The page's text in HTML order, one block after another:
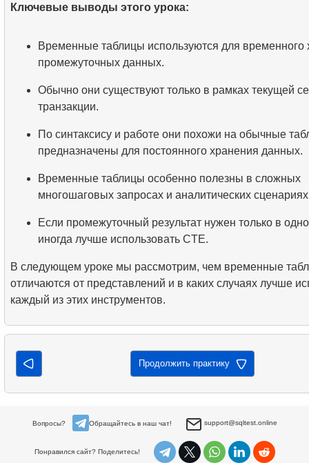
Ключевые выводы этого урока:
Временные таблицы используются для временного
промежуточных данных.
Обычно они существуют только в рамках текущей
транзакции.
По синтаксису и работе они похожи на обычные
предназначены для постоянного хранения данных.
Временные таблицы особенно полезны в сложных
многошаговых запросах и аналитических
Если промежуточный результат нужен только в
иногда лучше использовать CTE.
В следующем уроке мы рассмотрим, чем временные
отличаются от представлений и в каких случаях лучше
каждый из этих инструментов.
Продолжить практику
Вопросы? Обращайтесь в наш чат! support@sqltest.online
Понравился сайт? Поделитесь!